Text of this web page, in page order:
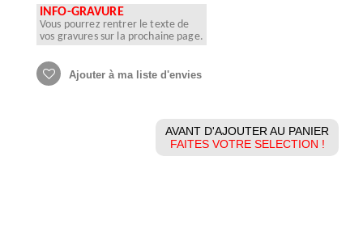
INFO-GRAVURE
Vous pourrez rentrer le texte de
vos gravures sur la prochaine page.
Ajouter à ma liste d'envies
AVANT D'AJOUTER AU PANIER
FAITES VOTRE SELECTION !